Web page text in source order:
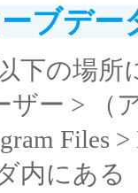
ブデー
下の場所
ー > （
Files
内にあ